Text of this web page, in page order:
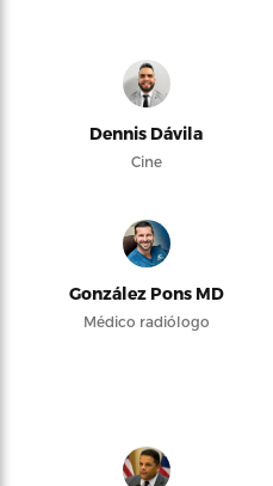
Dennis Dávila
Cine
González Pons MD
Médico radiólogo